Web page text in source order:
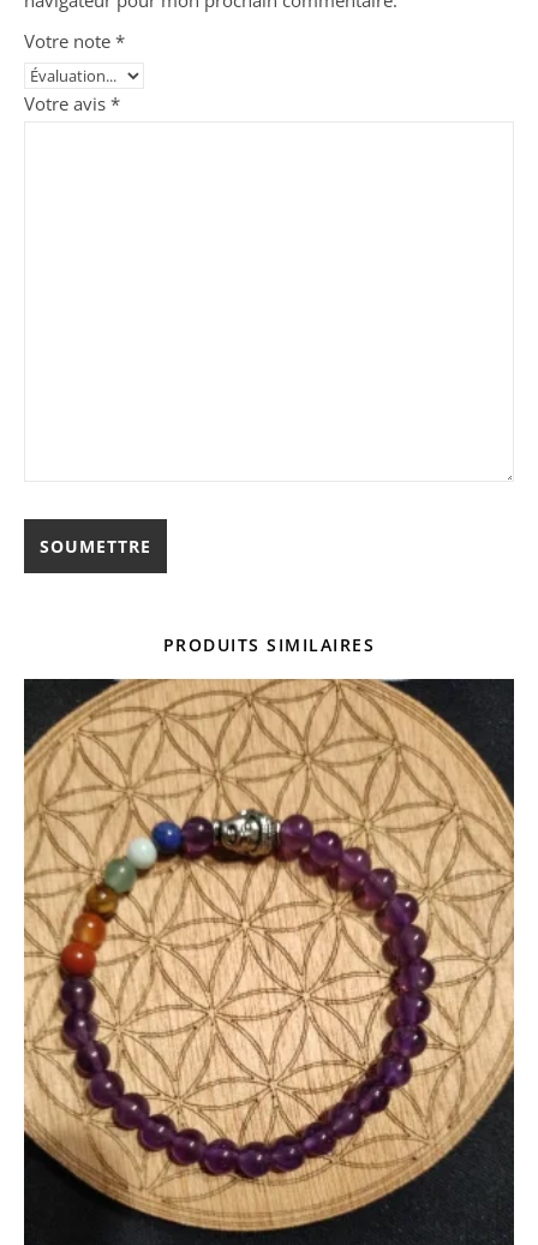
Votre note *
Votre avis *
PRODUITS SIMILAIRES